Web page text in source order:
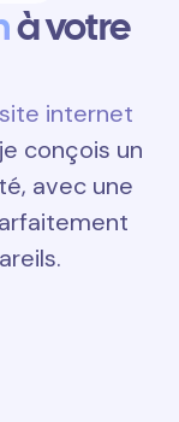
à votre
internet
conçois un
avec une